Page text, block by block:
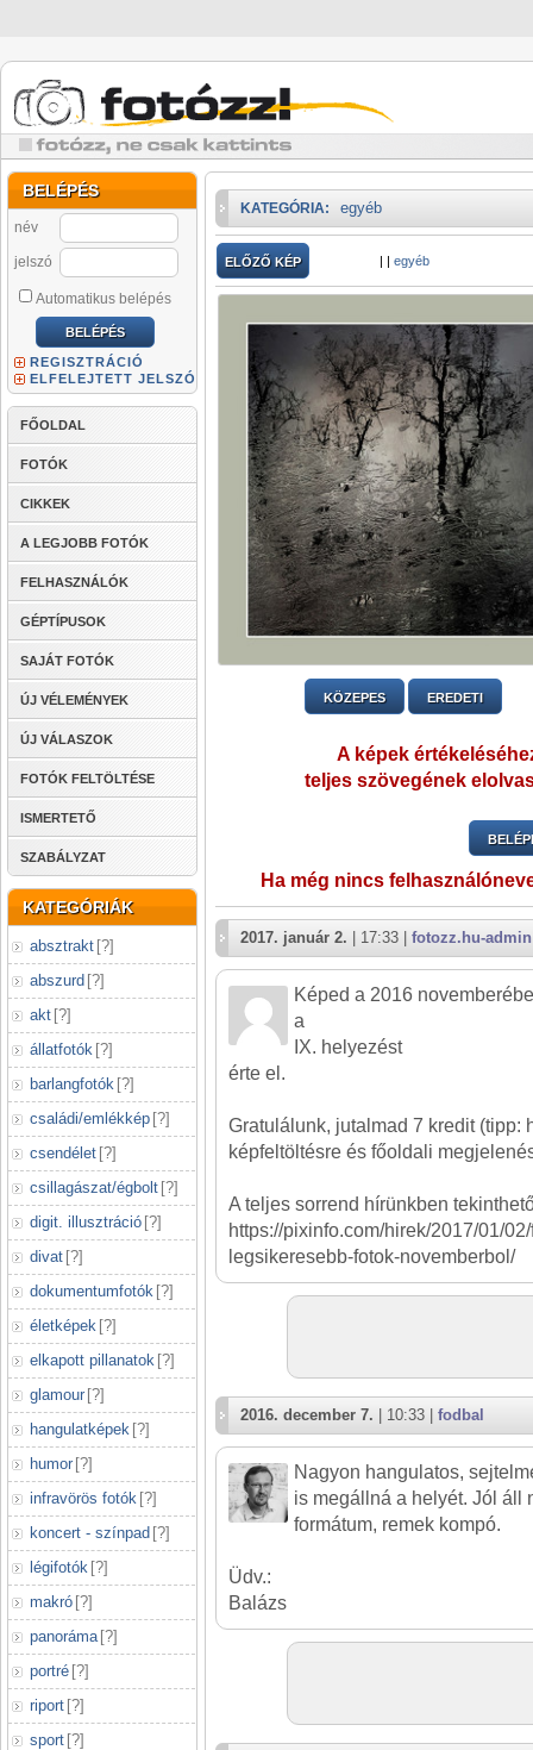
BELÉPÉS
név
jelszó
Automatikus belépés
REGISZTRÁCIÓ
ELFELEJTETT JELSZÓ
FŐOLDAL
FOTÓK
CIKKEK
A LEGJOBB FOTÓK
FELHASZNÁLÓK
GÉPTÍPUSOK
SAJÁT FOTÓK
ÚJ VÉLEMÉNYEK
ÚJ VÁLASZOK
FOTÓK FELTÖLTÉSE
ISMERTETŐ
SZABÁLYZAT
KATEGÓRIÁK
absztrakt [?]
abszurd [?]
akt [?]
állatfotók [?]
barlangfotók [?]
családi/emlékkép [?]
csendélet [?]
csillagászat/égbolt [?]
digit. illusztráció [?]
divat [?]
dokumentumfotók [?]
életképek [?]
elkapott pillanatok [?]
glamour [?]
hangulatképek [?]
humor [?]
infravörös fotók [?]
koncert - színpad [?]
légifotók [?]
makró [?]
panoráma [?]
portré [?]
riport [?]
sport [?]
KATEGÓRIA: egyéb
ELŐZŐ KÉP | | egyéb
KÖZEPES EREDETI
A képek
teljes szövegének
Ha még nincs
2017. január 2. | 17:33 | fotozz.hu-admin
Képed a 2016
a
IX. helyezést
érte el.
Gratulálunk, jutalmad 7 kredit (tipp:
képfeltöltésre és főoldali
A teljes sorrend hírünkben
https://pixinfo.com/hirek/2017/01/
legsikeresebb-fotok-novemberbol/
2016. december 7. | 10:33 | fodbal
Nagyon hangulatos,
is megállná a helyét. Jól áll
formátum, remek kompó.
Üdv.:
Balázs